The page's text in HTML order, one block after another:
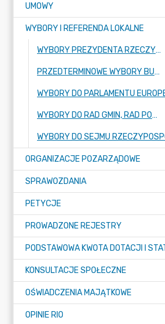
UMOWY
WYBORY I REFERENDA LOKALNE
WYBORY PREZYDENTA RZECZYPOSPOLITEJ POLSKIEJ 2025
PRZEDTERMINOWE WYBORY BURMISTRZA MIASTA PUŁTUSK
WYBORY DO RAD GMIN, RAD POWIATÓW, SEJMIKÓW WOJEWÓDZTW I RAD DZIELNIC M.ST. WARSZAWY ORAZ WYBORÓW WÓJTÓW, BURMISTRZÓW I PREZYDENTÓW MIAST ZARZĄDZONE NA DZIEŃ 7 KWIETNIA 2024 R.
ORGANIZACJE POZARZĄDOWE
SPRAWOZDANIA
PETYCJE
PROWADZONE REJESTRY
KONSULTACJE SPOŁECZNE
OŚWIADCZENIA MAJĄTKOWE
OPINIE RIO